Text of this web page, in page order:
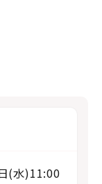
(水)11:00